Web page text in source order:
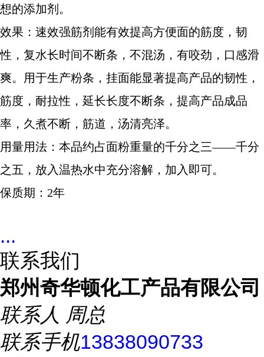
想的添加剂。
效果：速效强筋剂能有效提高方便面的筋度，韧
性，复水长时间不断条，不混汤，有咬劲，口感滑
爽。用于生产粉条，挂面能显著提高产品的韧性，
筋度，耐拉性，延长长度不断条，提高产品成品
率，久煮不断，筋道，汤清亮泽。
用量用法：本品约占面粉重量的千分之三——千分
之五，放入温热水中充分溶解，加入即可。
保质期： 2年
...
联系我们
郑州奇华顿化工产品有限公司
联系人 周总
联系手机13838090733